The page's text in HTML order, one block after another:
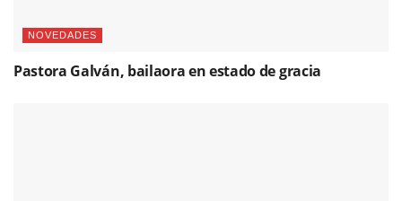
NOVEDADES
Pastora Galván, bailaora en estado de gracia